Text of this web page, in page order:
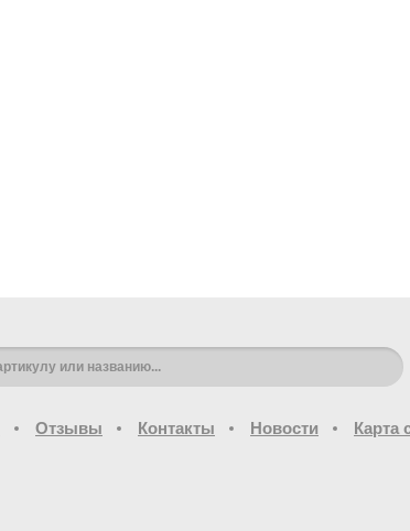
Отзывы Контакты Новости Карта